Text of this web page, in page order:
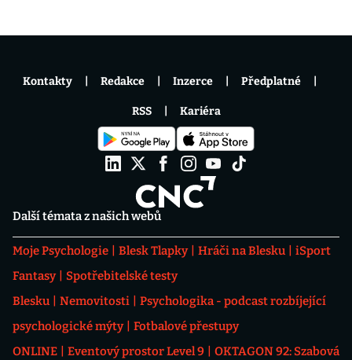
Další témata z našich webů
Moje Psychologie Blesk Tlapky Hráči na Blesku
iSport
Fantasy
Spotřebitelské testy
Blesku
Nemovitosti
Psychologika - podcast rozbíjející
psychologické mýty
Fotbalové přestupy
ONLINE
Eventový prostor Level 9
OKTAGON 92: Szabová
Kontakty Redakce Inzerce Předplatné
RSS Kariéra